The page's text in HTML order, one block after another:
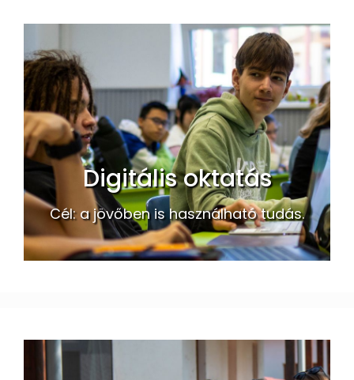
Digitális oktatás
Cél: a jövőben is használható tudás.